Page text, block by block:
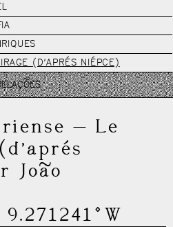
(D’APRÉS NIÉPCE)
— Le
João